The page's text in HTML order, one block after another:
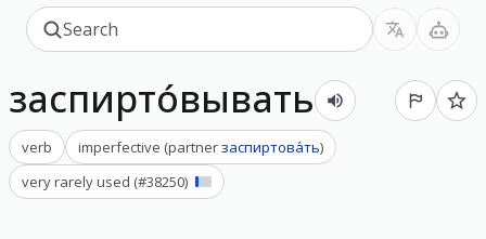
заспирто́вывать
verb imperfective (partnerзаспиртова́ть)
very rarely used (#38250)